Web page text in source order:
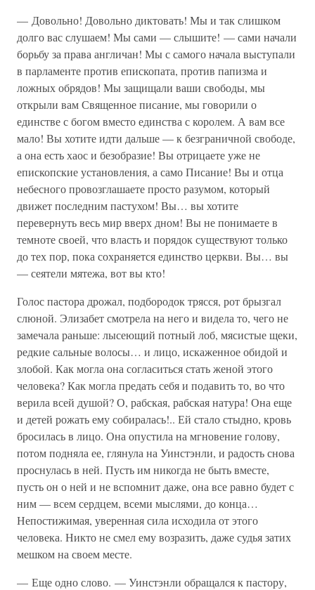
— Довольно! Довольно диктовать! Мы и так слишком
долго вас слушаем! Мы сами — слышите! — сами начали
борьбу за права англичан! Мы с самого начала выступали
в парламенте против епископата, против папизма и
ложных обрядов! Мы защищали ваши свободы, мы
открыли вам Священное писание, мы говорили о
единстве с богом вместо единства с королем. А вам все
мало! Вы хотите идти дальше — к безграничной свободе,
а она есть хаос и безобразие! Вы отрицаете уже не
епископские установления, а само Писание! Вы и отца
небесного провозглашаете просто разумом, который
движет последним пастухом! Вы… вы хотите
перевернуть весь мир вверх дном! Вы не понимаете в
темноте своей, что власть и порядок существуют только
до тех пор, пока сохраняется единство церкви. Вы… вы
— сеятели мятежа, вот вы кто!
Голос пастора дрожал, подбородок трясся, рот брызгал
слюной. Элизабет смотрела на него и видела то, чего не
замечала раньше: лысеющий потный лоб, мясистые щеки,
редкие сальные волосы… и лицо, искаженное обидой и
злобой. Как могла она согласиться стать женой этого
человека? Как могла предать себя и подавить то, во что
верила всей душой? О, рабская, рабская натура! Она еще
и детей рожать ему собиралась!.. Ей стало стыдно, кровь
бросилась в лицо. Она опустила на мгновение голову,
потом подняла ее, глянула на Уинстэнли, и радость снова
проснулась в ней. Пусть им никогда не быть вместе,
пусть он о ней и не вспомнит даже, она все равно будет с
ним — всем сердцем, всеми мыслями, до конца…
Непостижимая, уверенная сила исходила от этого
человека. Никто не смел ему возразить, даже судья затих
мешком на своем месте.
— Еще одно слово. — Уинстэнли обращался к пастору,